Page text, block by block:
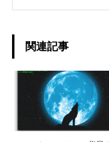
関連記事